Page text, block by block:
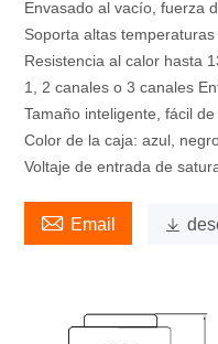
Envasado al vacío, fuerza
Soporta altas
Resistencia al calor hasta
1, 2 canales o 3 canales
Tamaño inteligente, fácil
Color de la caja: azul,
Voltaje de entrada de
 Email 